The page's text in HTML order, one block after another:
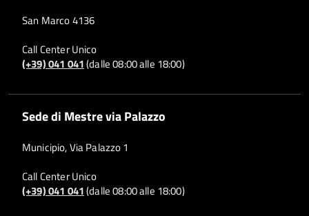
San Marco 4136
Call Center Unico
(+39) 041 041(dalle 08:00 alle 18:00)
Sede di Mestre via Palazzo
Municipio, Via Palazzo 1
Call Center Unico
(+39) 041 041(dalle 08:00 alle 18:00)